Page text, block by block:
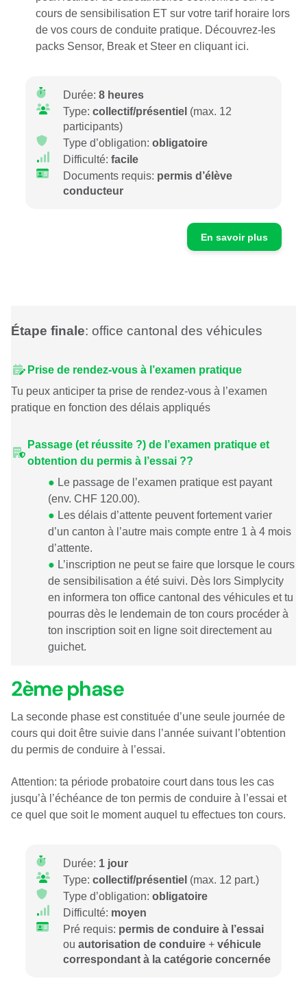
cours de sensibilisation ET sur votre tarif horaire lors
de vos cours de conduite pratique. Découvrez-les
packs Sensor, Break et Steeren cliquant ici.
Durée: 8 heures
Type: collectif/présentiel(max. 12
participants)
Type d’obligation: obligatoire
Difficulté: facile
Documents requis: permis d’élève
conducteur
En savoir plus
Étape finale: office cantonal des véhicules
Prise de rendez-vous à l’examen pratique
Tu peux anticiper ta prise de rendez-vous à l’examen
pratique en fonction des délais appliqués
Passage (et réussite ?) de l’examen pratique et
obtention du permis à l’essai ??
● Le passage de l’examen pratique est payant
(env. CHF 120.00).
● Les délais d’attente peuvent fortement varier
d’un canton à l’autre mais compte entre 1 à 4 mois
d’attente.
● L’inscription ne peut se faire que lorsque le cours
de sensibilisation a été suivi. Dès lors Simplycity
en informera ton office cantonal des véhicules et tu
pourras dès le lendemain de ton cours procéder à
ton inscription soit en ligne soit directement au
guichet.
2ème phase
La seconde phase est constituée d’une seule journée de
cours qui doit être suivie dans l’année suivant l’obtention
du permis de conduire à l’essai.
Attention: ta période probatoire court dans tous les cas
jusqu’à l’échéance de ton permis de conduire à l’essai et
ce quel que soit le moment auquel tu effectues ton cours.
Durée: 1 jour
Type: collectif/présentiel(max. 12 part.)
Type d’obligation: obligatoire
Difficulté: moyen
Pré requis: permis de conduire à l’essai
ou autorisation de conduire+véhicule
correspondant à la catégorie concernée